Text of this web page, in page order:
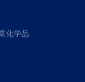
化学品